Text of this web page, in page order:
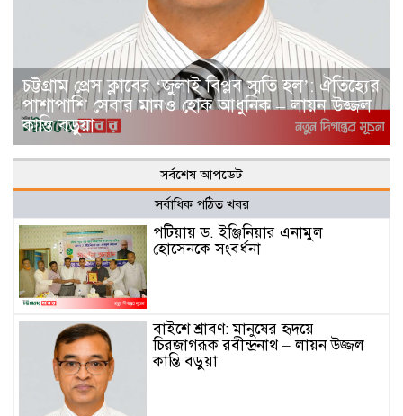
চট্টগ্রাম প্রেস ক্লাবের ‘জুলাই বিপ্লব স্মৃতি হল’: ঐতিহ্যের
পাশাপাশি সেবার মানও হোক আধুনিক – লায়ন উজ্জল
কান্তি বড়ুয়া
সর্বশেষ আপডেট
সর্বাধিক পঠিত খবর
পটিয়ায় ড. ইঞ্জিনিয়ার এনামুল
হোসেনকে সংবর্ধনা
বাইশে শ্রাবণ: মানুষের হৃদয়ে
চিরজাগরূক রবীন্দ্রনাথ – লায়ন উজ্জল
কান্তি বড়ুয়া